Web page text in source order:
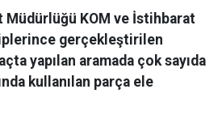
Müdürlüğü KOM ve İstihbarat
gerçekleştirilen
yapılan aramada çok sayıda
kullanılan parça ele